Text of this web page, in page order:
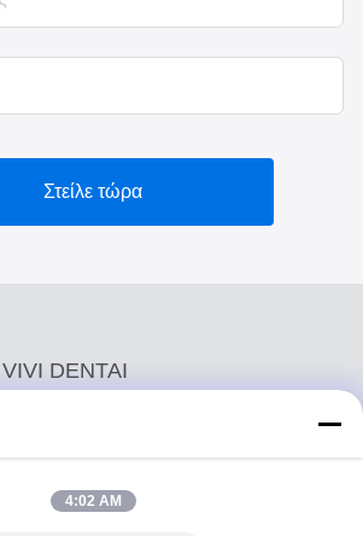
Στείλε τώρα
VIVI DENTAI
4:02 AM